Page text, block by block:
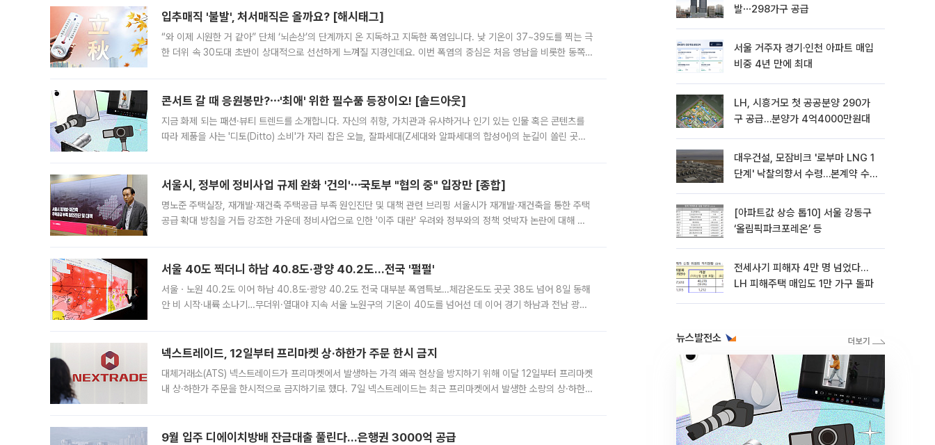
입추매직 '불발', 처서매직은 올까요? [해시태그]
“와 이제 시원한 거 같아” 단체 ‘뇌손상’의 단계까지 온 지독하고 지독한 폭염입니다. 낮 기온이 37~39도를 찍는 극
한 더위 속 30도대 초반이 상대적으로 선선하게 느껴질 지경인데요. 이번 폭염의 중심은 처음 영남을 비롯한 동쪽
콘서트 갈 때 응원봉만?⋯'최애' 위한 필수품 등장이오! [솔드아웃]
지금 화제 되는 패션·뷰티 트렌드를 소개합니다. 자신의 취향, 가치관과 유사하거나 인기 있는 인물 혹은 콘텐츠를
따라 제품을 사는 '디토(Ditto) 소비'가 자리 잡은 오늘, 잘파세대(Z세대와 알파세대의 합성어)의 눈길이 쏠린 곳은
서울시, 정부에 정비사업 규제 완화 '건의'⋯국토부 "협의 중" 입장만 [종합]
명노준 주택실장, 재개발·재건축 주택공급 부족 원인진단 및 대책 관련 브리핑 서울시가 재개발·재건축을 통한 주택
공급 확대 방침을 거듭 강조한 가운데 정비사업으로 인한 '이주 대란' 우려와 정부와의 정책 엇박자 논란에 대해 정
서울 40도 찍더니 하남 40.8도·광양 40.2도…전국 '펄펄'
서울ㆍ노원 40.2도 이어 하남 40.8도·광양 40.2도 전국 대부분 폭염특보…체감온도도 곳곳 38도 넘어 8일 동해
안 비 시작·내륙 소나기…무더위·열대야 지속 서울 노원구의 기온이 40도를 넘어선 데 이어 경기 하남과 전남 광양
넥스트레이드, 12일부터 프리마켓 상·하한가 주문 한시 금지
대체거래소(ATS) 넥스트레이드가 프리마켓에서 발생하는 가격 왜곡 현상을 방지하기 위해 이달 12일부터 프리마켓
내 상·하한가 주문을 한시적으로 금지하기로 했다. 7일 넥스트레이드는 최근 프리마켓에서 발생한 소량의 상·하한
9월 입주 디에이치방배 잔금대출 풀린다…은행권 3000억 공급
발⋯298가구 공급
서울 거주자 경기·인천 아파트 매입
비중 4년 만에 최대
LH, 시흥거모 첫 공공분양 290가
구 공급…분양가 4억4000만원대
대우건설, 모잠비크 '로부마 LNG 1
단계' 낙찰의향서 수령…본계약 수
[아파트값 상승 톱10] 서울 강동구
‘올림픽파크포레온’ 등
전세사기 피해자 4만 명 넘었다…
LH 피해주택 매입도 1만 가구 돌파
뉴스발전소